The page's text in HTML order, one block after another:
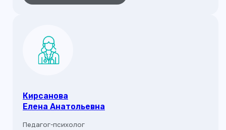
Кирсанова
Елена Анатольевна
Педагог-психолог